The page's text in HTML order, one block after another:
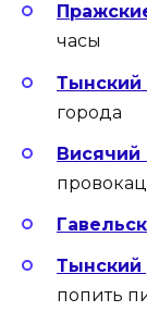
часы
Тынский
города
Висячий
Тынский
попить